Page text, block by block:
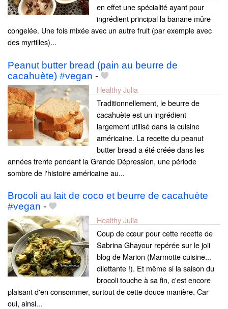
en effet une spécialité ayant pour
ingrédient principal la banane mûre
congelée. Une fois mixée avec un autre fruit (par exemple avec
des myrtilles)...
Peanut butter bread (pain au beurre de
cacahuète) #vegan -
Healthy Julia
Traditionnellement, le beurre de
cacahuète est un ingrédient
largement utilisé dans la cuisine
américaine. La recette du peanut
butter bread a été créée dans les
années trente pendant la Grande Dépression, une période
sombre de l'histoire américaine au...
Brocoli au lait de coco et beurre de cacahuète
#vegan -
Healthy Julia
Coup de cœur pour cette recette de
Sabrina Ghayour repérée sur le joli
blog de Marion (Marmotte cuisine...
dilettante !). Et même si la saison du
brocoli touche à sa fin, c'est encore
plaisant d'en consommer, surtout de cette douce manière. Car
oui, ainsi...